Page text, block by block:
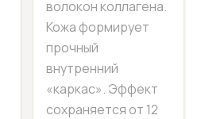
волокон коллагена.
Кожа формирует
прочный
внутренний
«каркас». Эффект
сохраняется от 12